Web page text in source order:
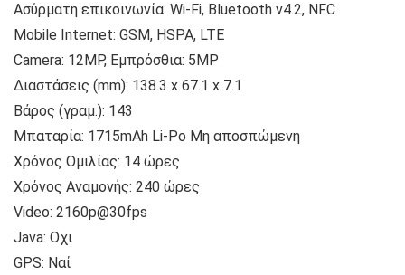
Ασύρματη επικοινωνία: Wi-Fi, Bluetooth v4.2, NFC
Mobile Internet: GSM, HSPA, LTE
Camera: 12MP, Εμπρόσθια: 5MP
Διαστάσεις (mm): 138.3 x 67.1 x 7.1
Βάρος (γραμ.): 143
Μπαταρία: 1715mAh Li-Po Μη αποσπώμενη
Χρόνος Ομιλίας: 14 ώρες
Xρόνος Αναμονής: 240 ώρες
Video: 2160p@30fps
Java: Οχι
GPS: Ναί